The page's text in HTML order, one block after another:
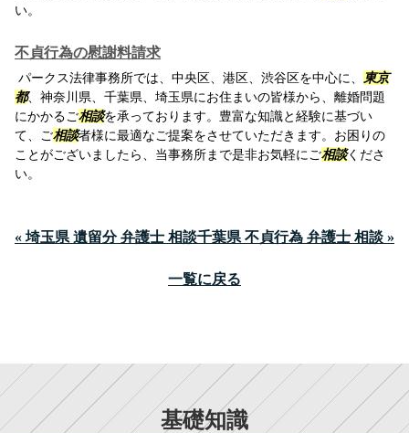
い。
不貞行為の慰謝料請求
パークス法律事務所では、中央区、港区、渋谷区を中心に、
東京
都、神奈川県、千葉県、埼玉県にお住まいの皆様から、離婚問題
にかかるご相談を承っております。豊富な知識と経験に基づい
て、ご相談者様に最適なご提案をさせていただきます。お困りの
ことがございましたら、当事務所まで是非お気軽にご相談くださ
い。
« 埼玉県 遺留分 弁護士 相談千葉県 不貞行為 弁護士 相談 »
一覧に戻る
基礎知識